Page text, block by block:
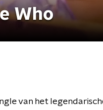
Who
van het